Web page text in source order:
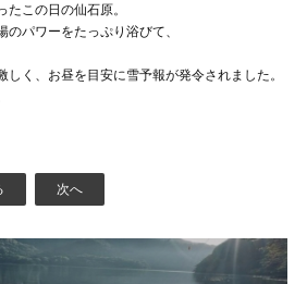
この日の仙石原。
パワーをたっぷり浴びて、
しく、お昼を目安に雪予報が発令されました。
次へ